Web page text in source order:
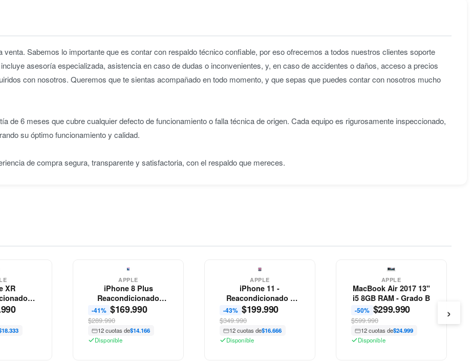
Sabemos lo importante que es contar con respaldo técnico confiable, por eso ofrecemos a todos nuestros clientes soporte
asesoría especializada, asistencia en caso de dudas o inconvenientes, y, en caso de accidentes o daños, acceso a precios
con nosotros. Queremos que te sientas acompañado en todo momento, y que sepas que puedes contar con nosotros mucho
de 6 meses que cubre cualquier defecto de funcionamiento o falla técnica de origen. Cada equipo es rigurosamente inspeccionado,
su óptimo funcionamiento y calidad.
de compra segura, transparente y satisfactoria, con el respaldo que mereces.
XR
APPLE
iPhone 8 Plus
Reacondicionado
Apple
-41% $169.990
$289.990
12 cuotas de$14.166
Disponible
APPLE
iPhone 11 -
Reacondicionado -
Apple
-43% $199.990
$349.990
12 cuotas de$16.666
Disponible
APPLE
MacBook Air 2017 13"
i5 8GB RAM - Grado B
-50% $299.990
$599.990
12 cuotas de$24.999
Disponible
›